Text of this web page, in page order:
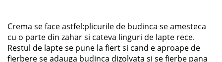
Crema se face astfel:plicurile de budinca se amesteca
cu o parte din zahar si cateva linguri de lapte rece.
Restul de lapte se pune la fiert si cand e aproape de
fierbere se adauga budinca dizolvata si se fierbe pana